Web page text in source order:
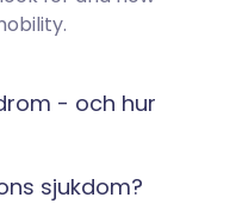
- och hur
sjukdom?